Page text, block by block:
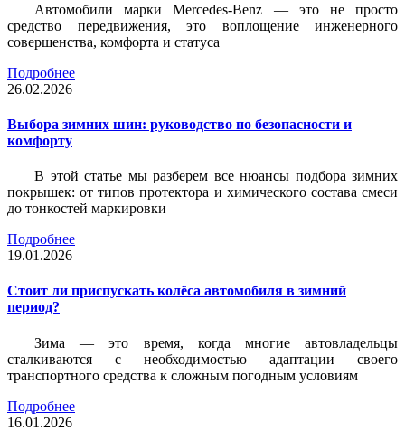
Автомобили марки Mercedes-Benz — это не просто
средство передвижения, это воплощение инженерного
совершенства, комфорта и статуса
Подробнее
26.02.2026
Выбора зимних шин: руководство по безопасности и
комфорту
В этой статье мы разберем все нюансы подбора зимних
покрышек: от типов протектора и химического состава смеси
до тонкостей маркировки
Подробнее
19.01.2026
Стоит ли приспускать колёса автомобиля в зимний
период?
Зима — это время, когда многие автовладельцы
сталкиваются с необходимостью адаптации своего
транспортного средства к сложным погодным условиям
Подробнее
16.01.2026